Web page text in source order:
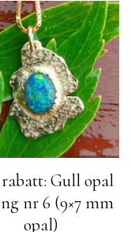
rabatt: Gull opal
nr 6 (9×7 mm
opal)